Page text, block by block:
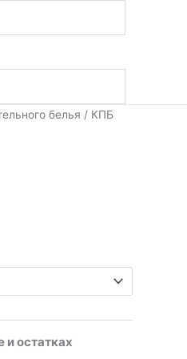
белья / КПБ
остатках